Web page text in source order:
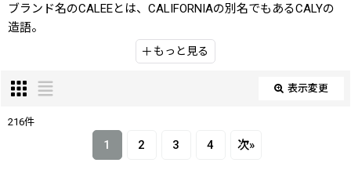
ブランド名のCALEEとは、CALIFORNIAの別名でもあるCALYの
造語。
名前から由来するアメリカ西海岸をルーツに、自分たちが影響
を受けたカルチャー、日常で触れる音楽やアート、映画などか
らも着想を得たプロダクトを展開。
覚、解釈が変化していく事で、表現方法のバリエーションにな
また、日本独自で築き上げてきた物作りの技術に対しての敬意
もっと見る
表示変更
閉じる
216件
1 2 3 4 次»